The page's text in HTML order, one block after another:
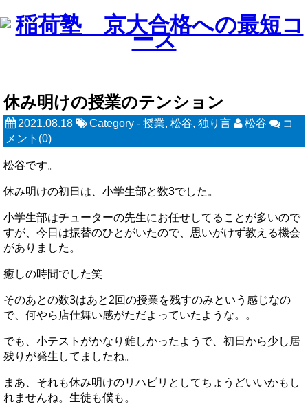
休み明けの授業のテンション
2021.08.18 Category - 授業, 松谷, 独り言 松谷
コ
メント(0)
松谷です。
休み明けの初日は、小学生部と数3でした。
小学生部はチューターの先生にお任せしてることが多いので
すが、今日は振替のひとがいたので、思いがけず教える機会
がありました。
癒しの時間でした笑
そのあとの数3はあと2回の授業を残すのみという感じなの
で、何やら店仕舞い感がただよっていたような。。
でも、小テストがかなり難しかったようで、初日から少し居
残りが発生してましたね。
まあ、それも休み明けのリハビリとしてちょうどいいかもし
れませんね。生徒も僕も。